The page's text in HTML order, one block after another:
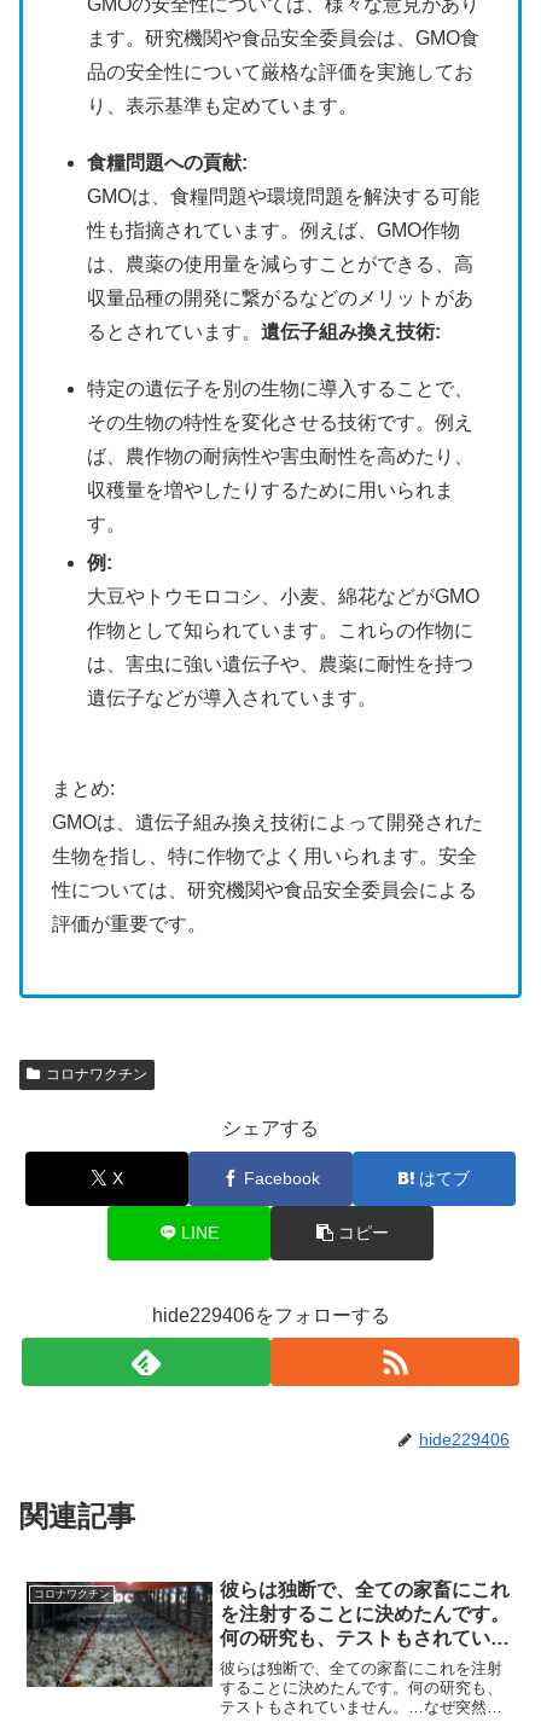
GMOの安全性については、様々な意見があり
ます。研究機関や食品安全委員会は、GMO食
品の安全性について厳格な評価を実施してお
り、表示基準も定めています。
食糧問題への貢献:
GMOは、食糧問題や環境問題を解決する可能
性も指摘されています。例えば、GMO作物
は、農薬の使用量を減らすことができる、高
収量品種の開発に繋がるなどのメリットがあ
るとされています。遺伝子組み換え技術:
特定の遺伝子を別の生物に導入することで、
その生物の特性を変化させる技術です。例え
ば、農作物の耐病性や害虫耐性を高めたり、
収穫量を増やしたりするために用いられま
す。
例:
大豆やトウモロコシ、小麦、綿花などがGMO
作物として知られています。
これらの作物に
は、害虫に強い遺伝子や、農薬に耐性を持つ
遺伝子などが導入されています。
まとめ:
GMOは、遺伝子組み換え技術によって開発された
生物を指し、特に作物でよく用いられます。 安全
性については、研究機関や食品安全委員会による
評価が重要です。
コロナワクチン
シェアする
X Facebook はてブ
LINE コピー
hide229406をフォローする
hide229406
関連記事
コロナワクチン
彼らは独断で、全ての家畜にこれ
を注射することに決めたんです。
何の研究も、テストもされていま
せん。…なぜ突然、mRNAワクチ
ンが必要になったのか？
彼らは独断で、全ての家畜にこれを注射
することに決めたんです。何の研究も、
テストもされていません。…なぜ突然、